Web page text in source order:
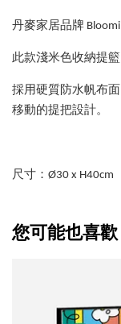
丹麥家居品牌
此款淺米色收納提
採用硬質防水帆布
移動的提把設計。
尺寸：Ø30 x H40cm
您可能也喜歡